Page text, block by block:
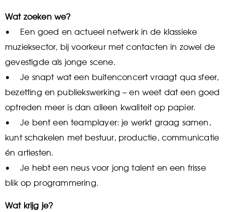
Wat zoeken we?
• Een goed en actueel netwerk in de klassieke
muzieksector, bij voorkeur met contacten in zowel de
gevestigde als jonge scene.
• Je snapt wat een buitenconcert vraagt qua sfeer,
bezetting en publiekswerking – en weet dat een goed
optreden meer is dan alleen kwaliteit op papier.
• Je bent een teamplayer: je werkt graag samen,
kunt schakelen met bestuur, productie, communicatie
én artiesten.
• Je hebt een neus voor jong talent en een frisse
blik op programmering.
Wat krijg je?